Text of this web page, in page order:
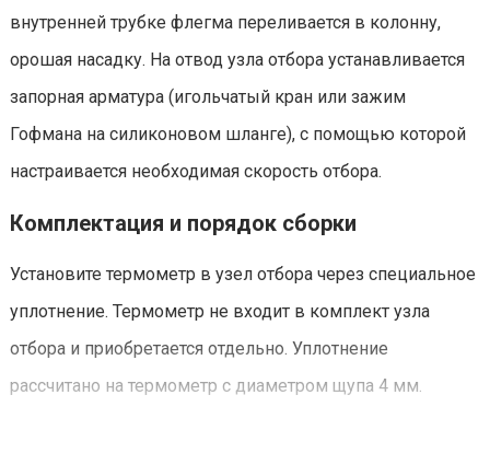
внутренней трубке флегма переливается в колонну,
орошая насадку. На отвод узла отбора устанавливается
запорная арматура (игольчатый кран или зажим
Гофмана на силиконовом шланге), с помощью которой
настраивается необходимая скорость отбора.
Комплектация и порядок сборки
Установите термометр в узел отбора через специальное
уплотнение. Термометр не входит в комплект узла
отбора и приобретается отдельно. Уплотнение
рассчитано на термометр с диаметром щупа 4 мм.